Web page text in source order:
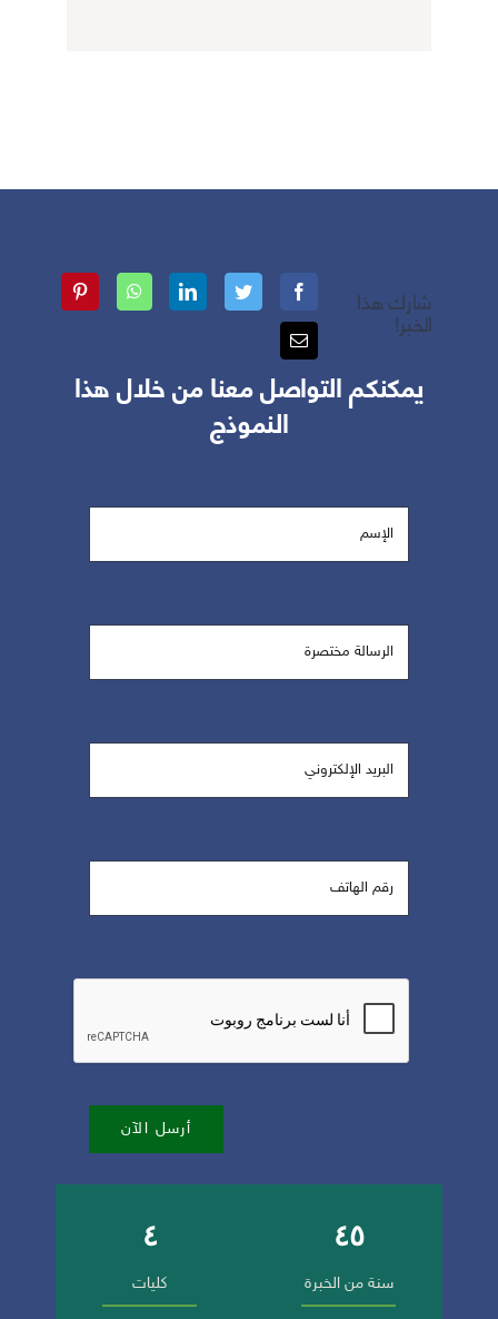
شارك هذا
الخبر!
يمكنكم التواصل معنا من خلال هذا
النموذج
أرسل الآن
أرقام وإنجازات الجامعة
٤٥
سنة من الخبرة
٤
كليات